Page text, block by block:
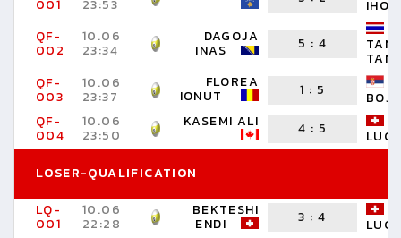
001 23:53
IHOR
QF-
002
10.06
23:34
DAGOJA
INAS 5 : 4
QF-
003
10.06
23:37
FLOREA
IONUT 1 : 5
QF-
004
10.06
23:50
KASEMI ALI 4 : 5
LUC
LOSER-QUALIFICATION
LQ-
001
10.06
22:28
BEKTESHI
ENDI 3 :4
LUC